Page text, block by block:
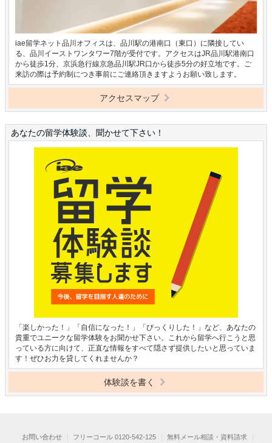
iae留学ネット品川オフィスは、品川駅の港南口（東口）に隣接してい
る、品川イーストワンタワー7階が受付です。アクセスはJR品川駅港南口
から徒歩1分、京浜急行線京急品川駅JR口から徒歩5分の好立地です。ご
来訪の際は予約制につき事前にご連絡頂きますようお願い致します。
アクセスマップ
あなたの留学体験談、聞かせて下さい！
「楽しかった！」「自信になった！」「びっくりした！」など、あなたの
貴重でユニークな留学体験をお聞かせ下さい。これから留学へ行こうと思
っている方に向けて、正直な情報をすべて隠さず提供したいと思っていま
す！ぜひお力を貸してくれませんか？
体験談を書く
お問い合わせ フリーコール 0120-542-125 無料メール相談・資料請求